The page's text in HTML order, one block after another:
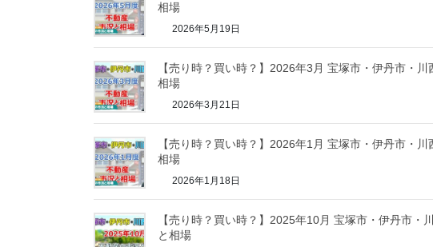
相場
2026年5月19日
【売り時？買い時？】2026年3月 宝塚市・伊丹市・川
相場
2026年3月21日
【売り時？買い時？】2026年1月 宝塚市・伊丹市・川
相場
2026年1月18日
【売り時？買い時？】2025年10月 宝塚市・伊丹市・
と相場